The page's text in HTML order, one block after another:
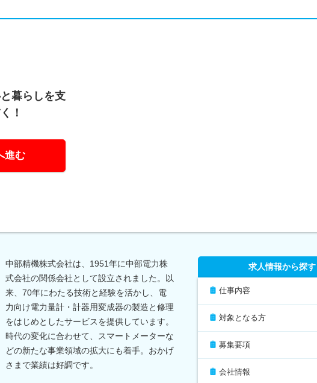
暮らしを支
！
進む
中部精機株式会社は、1951年に中部電力株
式会社の関係会社として設立されました。以
来、70年にわたる技術と経験を活かし、電
力向け電力量計・計器用変成器の製造と修理
をはじめとしたサービスを提供しています。
時代の変化に合わせて、スマートメーターな
どの新たな事業領域の拡大にも着手。おかげ
さまで業績は好調です。
求人情報から探す
仕事内容
対象となる方
募集要項
会社情報